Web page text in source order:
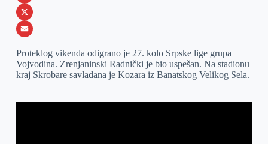
b
o
k
s
e
g
e
n
k
d
I
i
b
r
W
h
t
s
X
m
a
Proteklog vikenda odigrano je 27. kolo Srpske lige grupa
Vojvodina. Zrenjaninski Radnički je bio uspešan. Na stadionu
kraj Skrobare savladana je Kozara iz Banatskog Velikog Sela.